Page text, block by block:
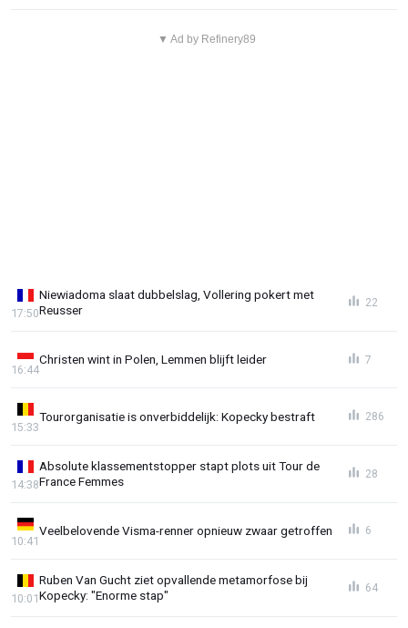
▼ Ad by Refinery89
Niewiadoma slaat dubbelslag, Vollering pokert met
Reusser
17:50
22
Christen wint in Polen, Lemmen blijft leider
16:44
7
Tourorganisatie is onverbiddelijk: Kopecky bestraft
15:33
286
Absolute klassementstopper stapt plots uit Tour de
France Femmes
14:38
28
Veelbelovende Visma-renner opnieuw zwaar getroffen
10:41
6
Ruben Van Gucht ziet opvallende metamorfose bij
Kopecky: "Enorme stap"
10:01
64